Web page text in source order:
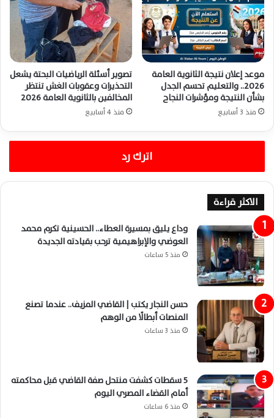
موعد إعلان نتيجة الثانوية العامة
2026.. والتعليم تحسم الجدل
بشأن النتيجة ومؤشرات النجاح
منذ 3 أسابيع
تصوير أسئلة الرياضيات البحتة يشعل
التحذيرات وعقوبات الغش تنتظر
المخالفين بالثانوية العامة 2026
منذ 4 أسابيع
اترك رد
الاكثر قراءة
وداع يليق بمسيرة العطاء.. الحسينية تكرم محمد
العوضي والإبراهيمية ترحب بقيادته الجديدة
منذ 5 ساعات
حسن النجار يكتب | القاضي المزيف.. عندما تصنع
المنصات أبطالًا من الوهم
منذ 3 ساعات
5 سقطات كشفت منتحل صفة القاضي قبل محاكمته
أمام القضاء المصري اليوم
منذ 6 ساعات